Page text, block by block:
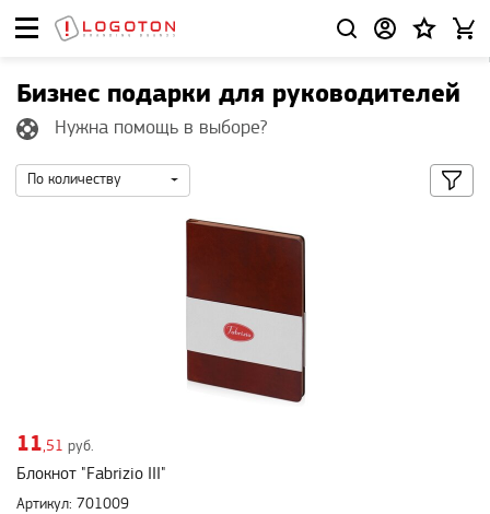
Бизнес подарки для руководителей
Нужна помощь в выборе?
По количеству
11,51 руб.
Блокнот "Fabrizio III"
Артикул: 701009